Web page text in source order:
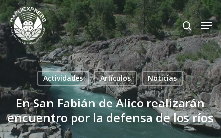
Skip
to
main
content
search
Actividades Artículos Noticias
En San Fabián de Alico realizarán
encuentro por la defensa de los ríos
Close
Menu